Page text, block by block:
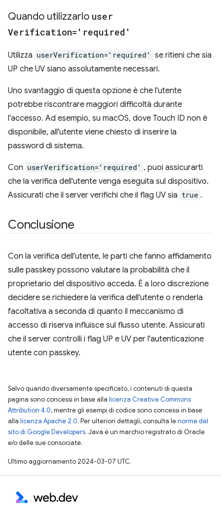
Quando utilizzarlo user
Verification='required'
Utilizza userVerification='required'
se ritieni che sia
UP che UV siano assolutamente necessari.
Uno svantaggio di questa opzione è che l'utente
potrebbe riscontrare maggiori difficoltà durante
l'accesso. Ad esempio, su macOS, dove Touch ID non è
disponibile, all'utente viene chiesto di inserire la
password di sistema.
Con userVerification='required' , puoi assicurarti
che la verifica dell'utente venga eseguita sul dispositivo.
Assicurati che il server verifichi che il flag UV sia true .
Conclusione
Con la verifica dell'utente, le parti che fanno affidamento
sulle passkey possono valutare la probabilità che il
proprietario del dispositivo acceda. È a loro discrezione
decidere se richiedere la verifica dell'utente o renderla
facoltativa a seconda di quanto il meccanismo di
accesso di riserva influisce sul flusso utente. Assicurati
che il server controlli i flag UP e UV per l'autenticazione
utente con passkey.
Salvo quando diversamente specificato, i contenuti di questa
pagina sono concessi in base alla licenza Creative Commons
Attribution 4.0, mentre gli esempi di codice sono concessi in base
alla licenza Apache 2.0. Per ulteriori dettagli, consulta lenorme del
sito di Google Developers. Java è un marchio registrato di Oracle
e/o delle sue consociate.
Ultimo aggiornamento 2024-03-07 UTC.